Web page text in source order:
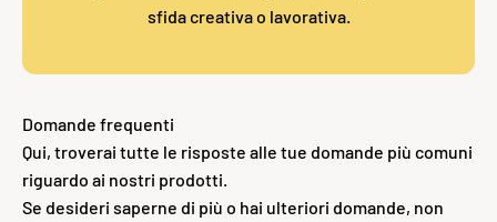
sfida creativa o lavorativa.
Domande frequenti
Qui, troverai tutte le risposte alle tue domande più comuni
riguardo ai nostri prodotti.
Se desideri saperne di più o hai ulteriori domande, non